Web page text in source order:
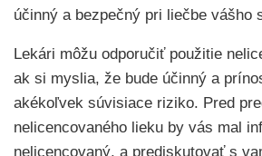
účinný a bezpečný pri liečbe vášho
Lekári môžu odporučiť použitie
ak si myslia, že bude účinný a
akékoľvek súvisiace riziko. Pred
nelicencovaného lieku by vás mal
nelicencovaný, a prediskutovať s